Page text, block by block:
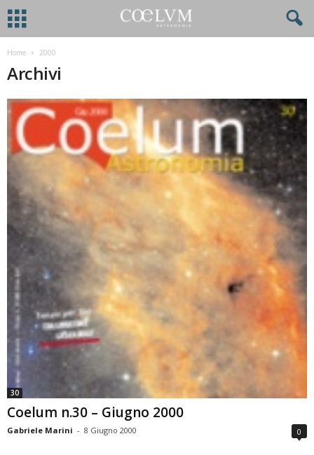
Home 2000
Archivi
30
Coelum n.30 – Giugno 2000
Gabriele Marini - 8 Giugno 2000 0